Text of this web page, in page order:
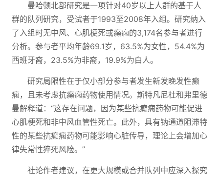
曼哈顿北部研究是一项针对40岁以上人群的基于人
群的队列研究，受试者于1993至2008年入组。研究纳入
了入组时无中风、心肌梗死或癫痫的3,174名参与者进行
分析。参与者平均年龄69.1岁，63.5%为女性，54.4%为
西班牙裔，23.5%为非裔，19.9%为白人。
研究局限性在于仅小部分参与者发生新发晚发性癫
痫，且未考虑抗癫痫药物使用情况。斯特凡尼杜和弗里德
曼解释道：“这存在问题，因为某些抗癫痫药物可能促进
心肌梗死和非中风血管性死亡。此外，具有钠通道阻滞特
性的某些抗癫痫药物可能影响心脏传导，理论上会增加心
律失常性猝死风险。”
社论作者建议，在更大规模或合并队列中应深入探究